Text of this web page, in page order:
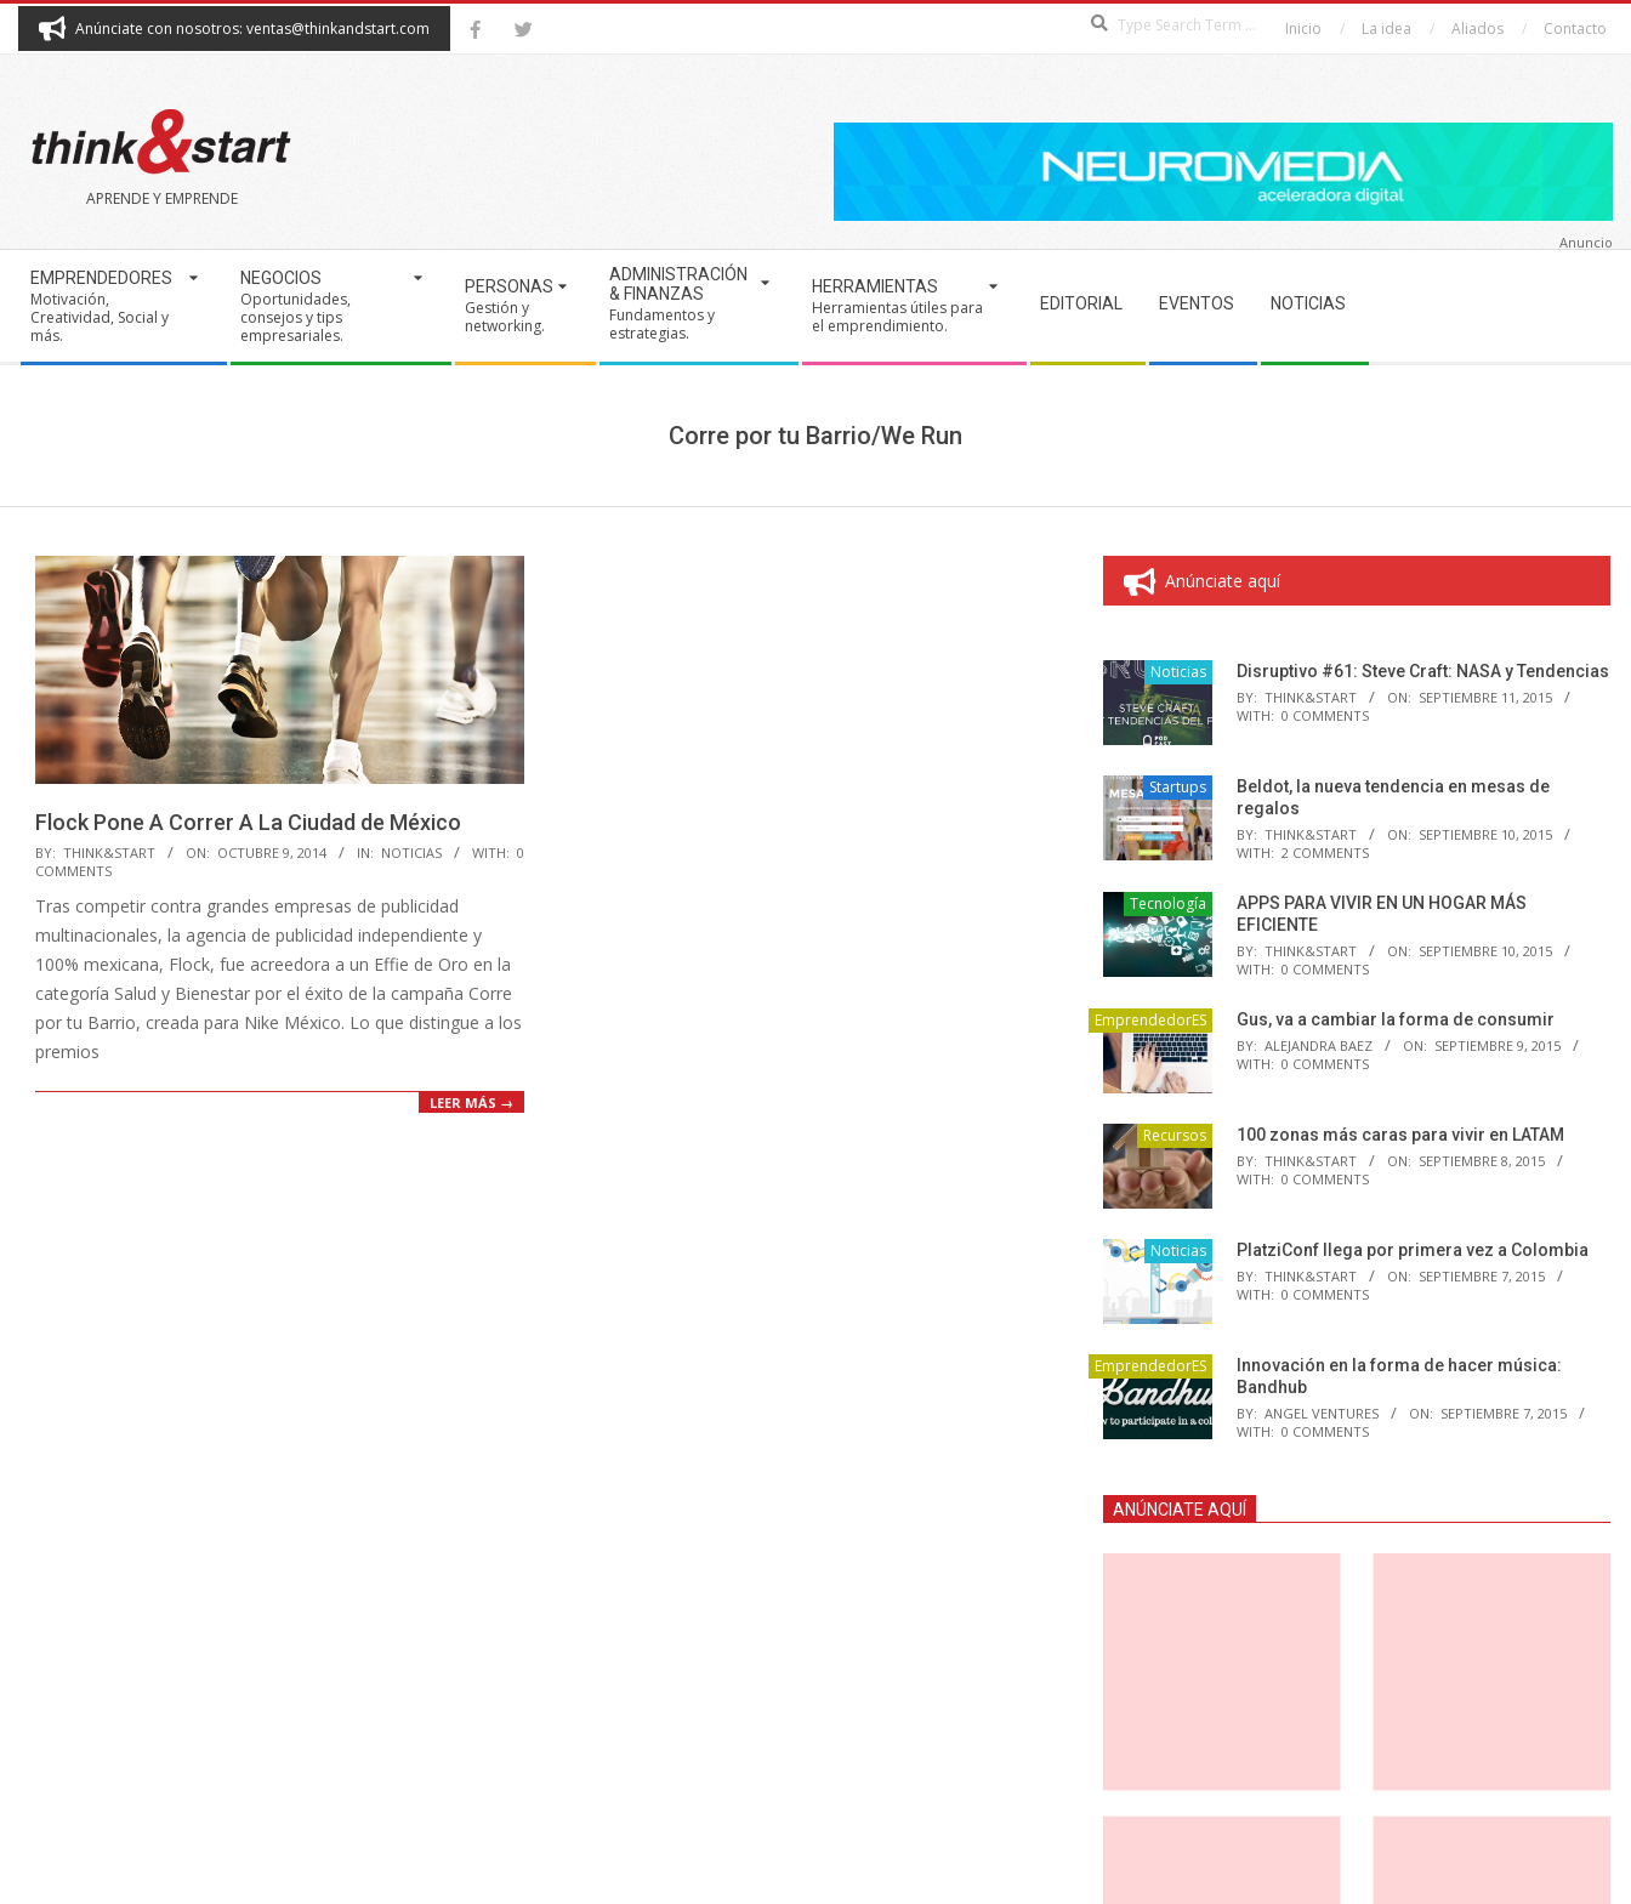
Anúnciate con nosotros: ventas@thinkandstart.com Inicio La idea Aliados Contacto
THINK&START
APRENDE Y EMPRENDE
Navigation
Menu
EMPRENDEDORES
Motivación,
Creatividad, Social y
más.
NEGOCIOS
Oportunidades,
consejos y tips
empresariales.
PERSONAS
Gestión y
networking.
ADMINISTRACIÓN
& FINANZAS
Fundamentos y
estrategias.
HERRAMIENTAS
Herramientas útiles para
el emprendimiento.
EDITORIAL EVENTOS NOTICIAS
Anuncio
Corre por tu Barrio/We Run
Flock Pone A Correr A La Ciudad de México
2014-
10-
09
BY: THINK&START ON: OCTUBRE 9, 2014 IN: NOTICIAS WITH: 0
COMMENTS
Tras competir contra grandes empresas de publicidad
multinacionales, la agencia de publicidad independiente y
100% mexicana, Flock, fue acreedora a un Effie de Oro en la
categoría Salud y Bienestar por el éxito de la campaña Corre
por tu Barrio, creada para Nike México. Lo que distingue a los
premios
LEER MÁS →
Anúnciate aquí
Noticias Disruptivo #61: Steve Craft: NASA y Tendencias
BY: THINK&START ON: SEPTIEMBRE 11, 2015
WITH: 0 COMMENTS
Startups
Beldot, la nueva tendencia en mesas de
regalos
BY: THINK&START ON: SEPTIEMBRE 10, 2015
WITH: 2 COMMENTS
Tecnología
APPS PARA VIVIR EN UN HOGAR MÁS
EFICIENTE
BY: THINK&START ON: SEPTIEMBRE 10, 2015
WITH: 0 COMMENTS
EmprendedorES Gus, va a cambiar la forma de consumir
BY: ALEJANDRA BAEZ ON: SEPTIEMBRE 9, 2015
WITH: 0 COMMENTS
Recursos 100 zonas más caras para vivir en LATAM
BY: THINK&START ON: SEPTIEMBRE 8, 2015
WITH: 0 COMMENTS
Noticias PlatziConf llega por primera vez a Colombia
BY: THINK&START ON: SEPTIEMBRE 7, 2015
WITH: 0 COMMENTS
EmprendedorES
Innovación en la forma de hacer música:
Bandhub
BY: ANGEL VENTURES ON: SEPTIEMBRE 7, 2015
WITH: 0 COMMENTS
ANÚNCIATE AQUÍ